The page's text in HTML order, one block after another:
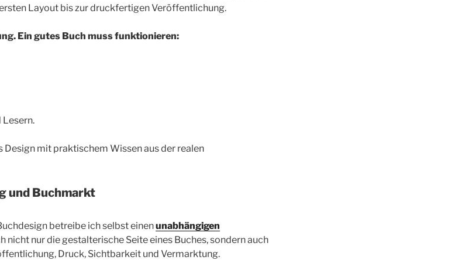
Layout bis zur druckfertigen Veröffentlichung.
Ein gutes Buch muss funktionieren:
Lesern.
Design mit praktischem Wissen aus der realen
und Buchmarkt
betreibe ich selbst einenunabhängigen
nicht nur die gestalterische Seite eines Buches, sondern auch
Druck, Sichtbarkeit und Vermarktung.